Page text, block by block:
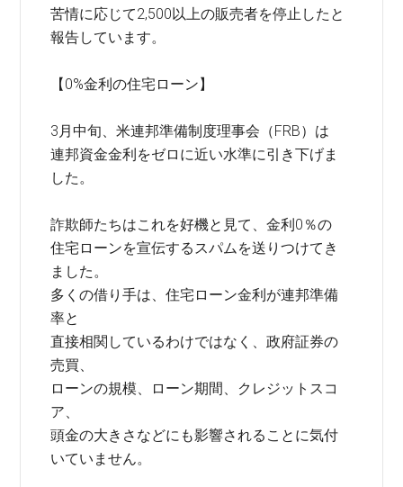
苦情に応じて2,500以上の販売者を停止したと
報告しています。
【0%金利の住宅ローン】
3月中旬、米連邦準備制度理事会（FRB）は
連邦資金金利をゼロに近い水準に引き下げま
した。
詐欺師たちはこれを好機と見て、金利0％の
住宅ローンを宣伝するスパムを送りつけてき
ました。
多くの借り手は、住宅ローン金利が連邦準備
率と
直接相関しているわけではなく、政府証券の
売買、
ローンの規模、ローン期間、クレジットスコ
ア、
頭金の大きさなどにも影響されることに気付
いていません。